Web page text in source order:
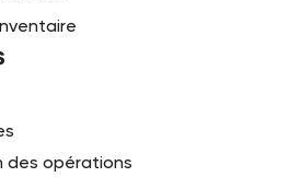
des opérations